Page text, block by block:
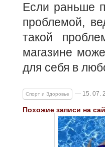
Если раньше
проблемой,
такой
магазине
для себя в
Спорт и Здоровье — 15. 07.
Похожие записи на